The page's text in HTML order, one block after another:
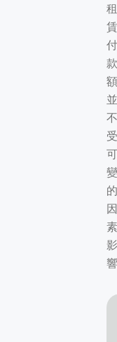
租
付
款
額
並
不
受
可
變
的
因
素
影
響